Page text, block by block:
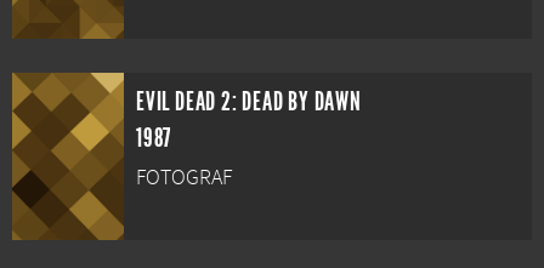
EVIL DEAD 2: DEAD BY DAWN
1987
FOTOGRAF